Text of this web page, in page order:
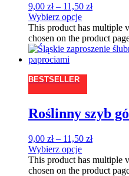
9,00 zł– 11,50 zł
Wybierz opcje
This product has multiple
chosen on the product
BESTSELLER
Roślinny szyb
9,00 zł– 11,50 zł
Wybierz opcje
This product has multiple
chosen on the product